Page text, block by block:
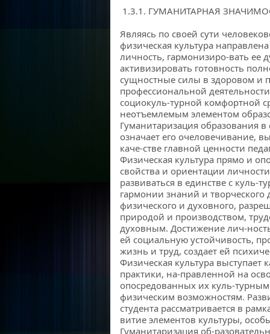
1.3.1. ГУМАНИТАРНАЯ
Являясь по своей сути
физическая культура
личность, гармонизиро-вать ее
активизировать готовность
сущностные силы в здоровом и
профессиональной
социокуль-турной комфортной
неотъемлемым элементом
Гуманитаризация образования
означает его очеловечивание,
каче-стве главной ценности
Физическая культура прямо и
свойства и ориентации
развиваться в единстве с куль-
гармонии знаний и
физического и духовного,
природой и производством,
духовным. Достижение лич-
ей социальную устойчивость,
жизнь и труд, создает ей
Физическая культура выступает
практики, на-правленной на
опосредованных их куль-
физическим возможностям.
студента рассматривается в
витие элементов культуры,
Гуманитаризация об-